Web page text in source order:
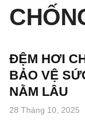
ĐỆM HƠI
BẢO VỆ
NẰM LÂU
28 Tháng 10, 2025